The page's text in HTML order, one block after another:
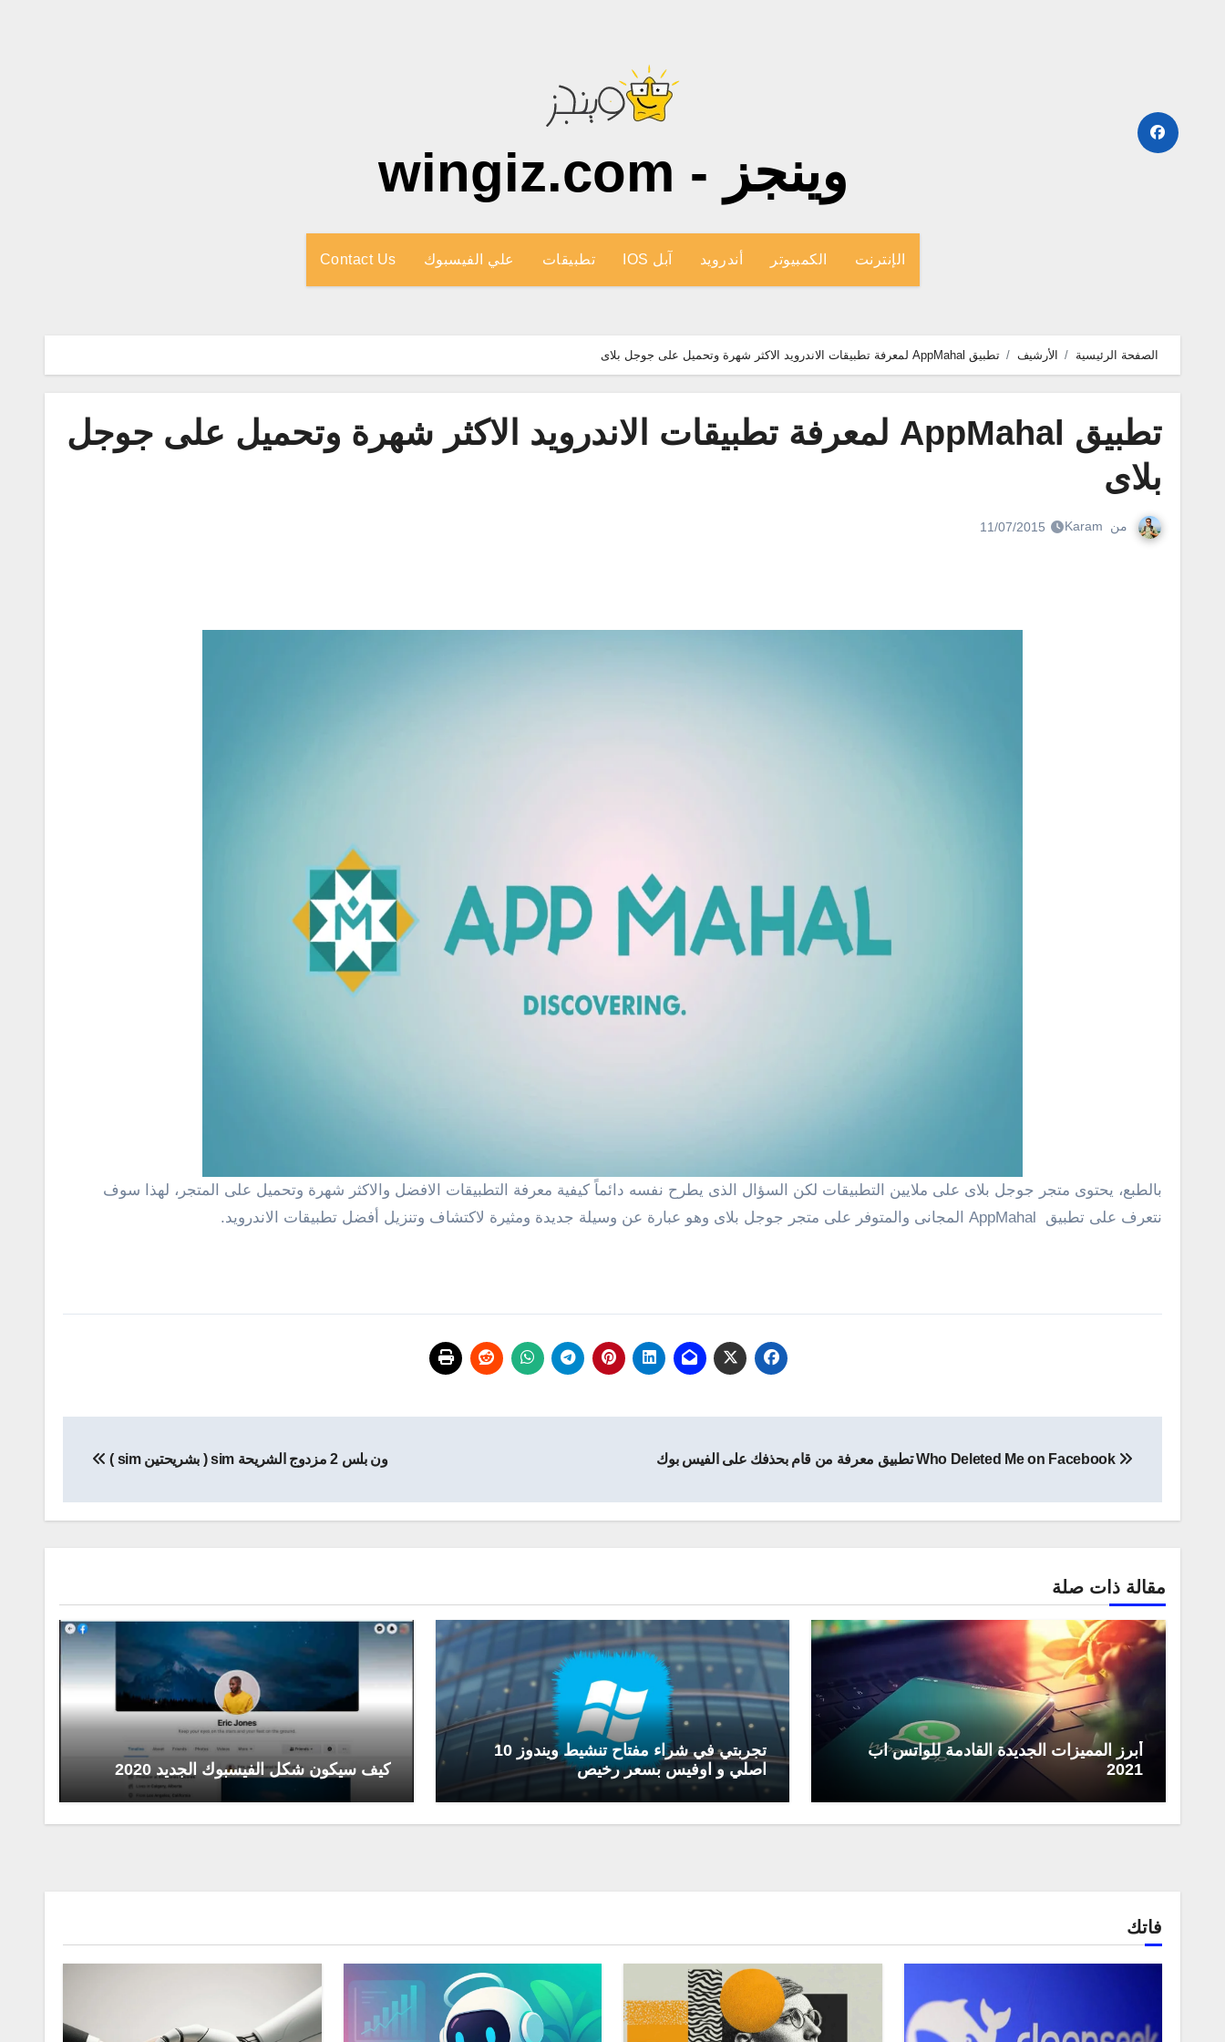
وينجز - wingiz.com
الإنترنت الكمبيوتر أندرويد آبل IOS تطبيقات علي الفيسبوك Contact Us
الصفحة الرئيسية الأرشيف تطبيق AppMahal لمعرفة تطبيقات الاندرويد الاكثر شهرة وتحميل على جوجل بلاى
تطبيق AppMahal لمعرفة تطبيقات الاندرويد الاكثر شهرة وتحميل على جوجل
بلاى
من Karam
11/07/2015
بالطبع، يحتوى متجر جوجل بلاى على ملايين التطبيقات لكن السؤال الذى يطرح نفسه دائماً كيفية معرفة التطبيقات الافضل والاكثر شهرة وتحميل على المتجر، لهذا سوف
نتعرف على تطبيق AppMahal المجانى والمتوفر على متجر جوجل بلاى وهو عبارة عن
وسيلة جديدة ومثيرة لاكتشاف وتنزيل أفضل تطبيقات الاندرويد.
المقالات
Who Deleted Me on Facebook تطبيق معرفة من قام بحذفك على الفيس بوك ون بلس 2 مزدوج الشريحة sim ( بشريحتين sim )
مقالة ذات صلة
أبرز المميزات الجديدة القادمة للواتس اب
2021
تجربتي في شراء مفتاح تنشيط ويندوز 10
اصلي و اوفيس بسعر رخيص
كيف سيكون شكل الفيسبوك الجديد 2020
فاتك